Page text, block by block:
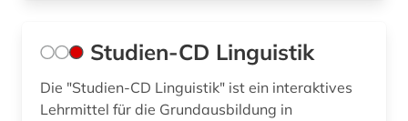
Studien-CD Linguistik
Die "Studien-CD Linguistik" ist ein interaktives
Lehrmittel für die Grundausbildung in